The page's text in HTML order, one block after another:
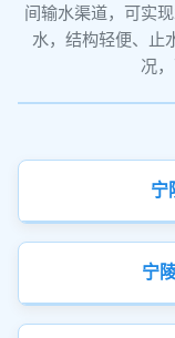
间输水渠道，可实
水，结构轻便、止
况
宁
宁